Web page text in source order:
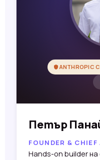
ANTHROPIC
Петър
FOUNDER &
Hands-on builder